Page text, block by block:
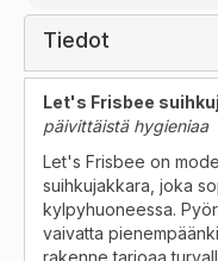
Tiedot
Let's Frisbee
päivittäistä hygieniaa
Let's Frisbee on
suihkujakkara, joka
kylpyhuoneessa.
vaivatta
rakenne tarjoaa